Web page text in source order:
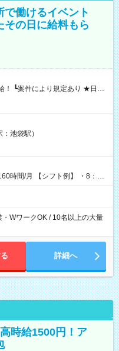
で働けるイベント
の日に給料もら
の日に現金GET♪ お仕事後はコ
！ 【試用期間】試
池袋駅）
例】 ・8：00
WワークOK / 10名以上の大量
詳細へ
時給1500円！ア